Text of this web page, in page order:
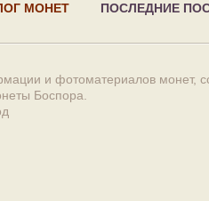
МОНЕТ ПОСЛЕДНИЕ
и фотоматериалов монет,
Боспора